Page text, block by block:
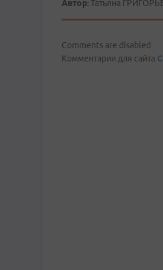
Автор:Татьяна
Comments are disabled
Комментарии для сайта